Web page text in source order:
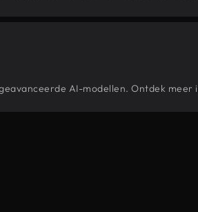
AI-modellen. Ontdek meer